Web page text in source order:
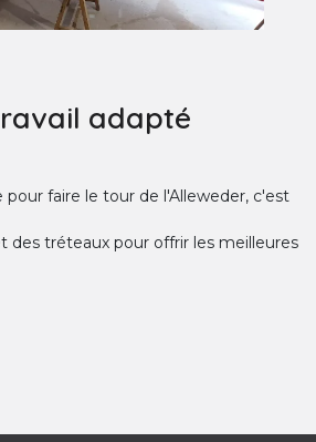
adapté
pour faire le tour de l'Alleweder, c'est
des tréteaux pour offrir les meilleures